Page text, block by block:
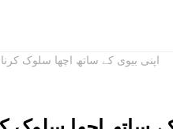
اپنی بیوی کے ساتھ اچھا سلوک